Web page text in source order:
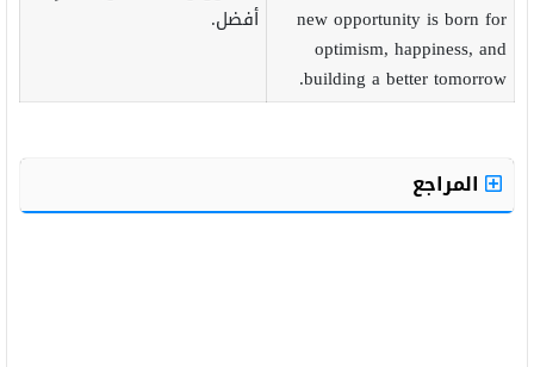
new opportunity is born for
optimism, happiness, and
building a better tomorrow.
أفضل.
المراجع